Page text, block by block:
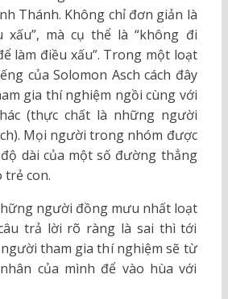
Thánh. Không chỉ đơn giản là
xấu”, mà cụ thể là “không đi
làm điều xấu”. Trong một loạt
của Solomon Asch cách đây
gia thí nghiệm ngồi cùng với
(thực chất là những người
Mọi người trong nhóm được
dài của một số đường thẳng
trẻ con.
người đồng mưu nhất loạt
trả lời rõ ràng là sai thì tới
tham gia thí nghiệm sẽ từ
của mình để vào hùa với